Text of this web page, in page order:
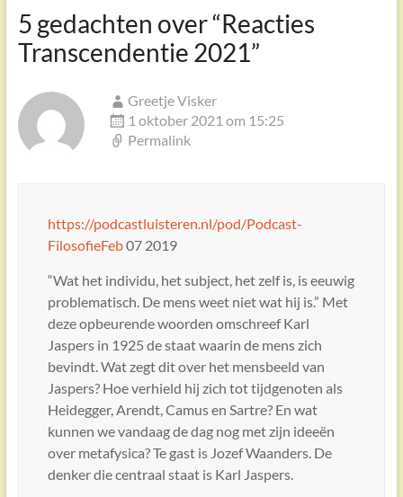
5 gedachten over “Reacties
Transcendentie 2021”
Greetje Visker
1 oktober 2021 om 15:25
Permalink
https://podcastluisteren.nl/pod/Podcast-
FilosofieFeb07 2019
“Wat het individu, het subject, het zelf is, is eeuwig
problematisch. De mens weet niet wat hij is.” Met
deze opbeurende woorden omschreef Karl
Jaspers in 1925 de staat waarin de mens zich
bevindt. Wat zegt dit over het mensbeeld van
Jaspers? Hoe verhield hij zich tot tijdgenoten als
Heidegger, Arendt, Camus en Sartre? En wat
kunnen we vandaag de dag nog met zijn ideeën
over metafysica? Te gast is Jozef Waanders. De
denker die centraal staat is Karl Jaspers.